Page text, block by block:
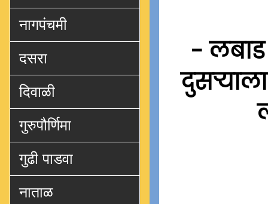
- लबाड
नागपंचमी
दसरा
दिवाळी
गुरुपौर्णिमा
गुढी पाडवा
नाताळ